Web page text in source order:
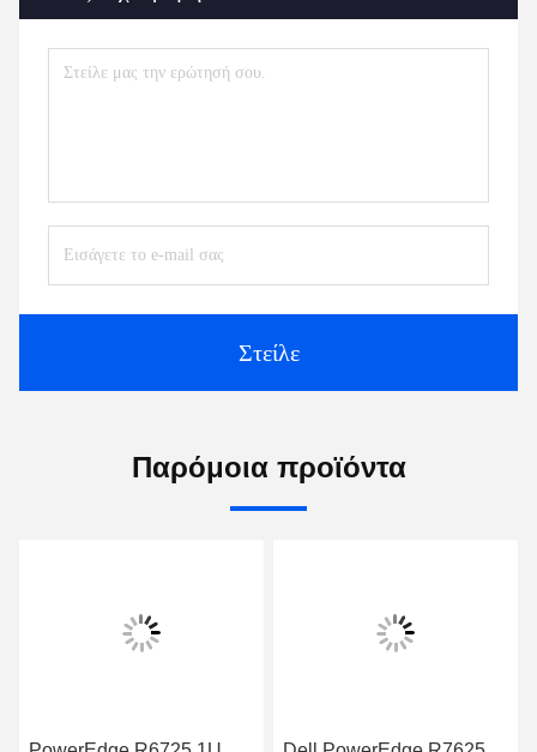
Τηλεφώνημα: 86-- 18910255277
υποκατάστημα της Beijing JinMa Time Technology Co.,Η
LTD ιδρύθηκε το 2012 και αναπτύσσεται και καινοτομεί
συνεχώς από την ίδρυσή της για 10 χρόνια.Έχουμε τα
προσόντα της κεντρικής προμήθειας, της κεντρικής
Δαπάνες που πραγματοποιούνται με τη μορφή δανείων
Δικαίωμα πληρωμής
Διακομιστής Dell PowerEdge R6725 1U